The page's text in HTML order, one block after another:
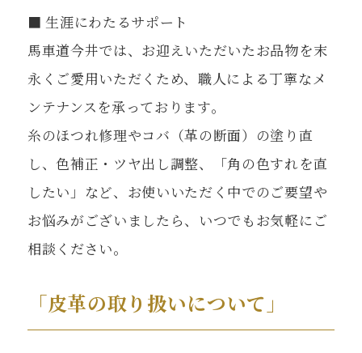
■ 生涯にわたるサポート
馬車道今井では、お迎えいただいたお品物を末
永くご愛用いただくため、職人による丁寧なメ
ンテナンスを承っております。
糸のほつれ修理やコバ（革の断面）の塗り直
し、色補正・ツヤ出し調整、「角の色すれを直
したい」など、お使いいただく中でのご要望や
お悩みがございましたら、いつでもお気軽にご
相談ください。
「皮革の取り扱いについて」